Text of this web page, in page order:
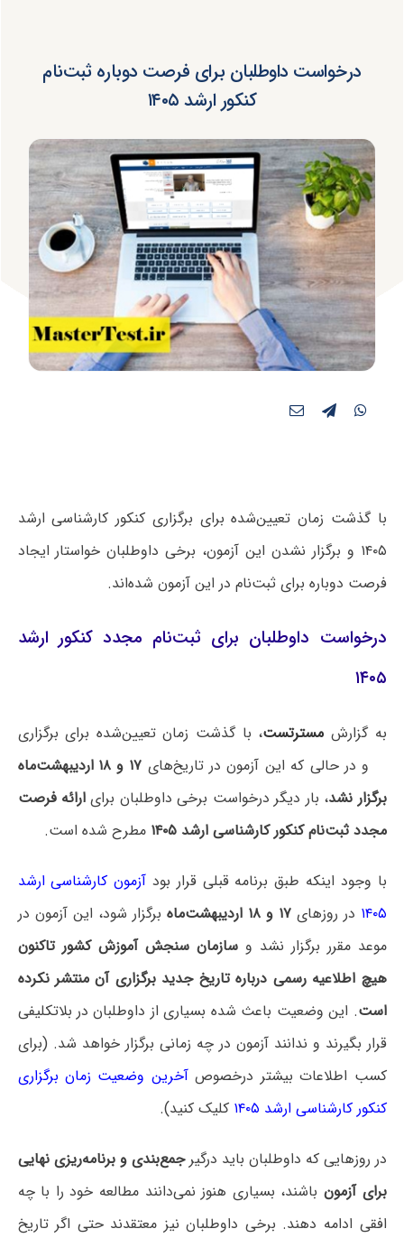
درخواست داوطلبان برای فرصت دوباره ثبت‌نام
کنکور ارشد ۱۴۰۵
با گذشت زمان تعیین‌شده برای برگزاری کنکور کارشناسی ارشد
۱۴۰۵ و برگزار نشدن این آزمون، برخی داوطلبان خواستار ایجاد
فرصت دوباره برای ثبت‌نام در این آزمون شده‌اند.
درخواست داوطلبان برای ثبت‌نام مجدد کنکور ارشد
۱۴۰۵
به گزارش مسترتست، با گذشت زمان تعیین‌شده برای برگزاری
و در حالی که این آزمون در تاریخ‌های
۱۷ و ۱۸ اردیبهشت‌ماه
برگزار نشد، بار دیگر درخواست برخی داوطلبان برایارائه فرصت
مجدد ثبت‌نام کنکور کارشناسی ارشد ۱۴۰۵
مطرح شده است.
با وجود اینکه طبق برنامه قبلی قرار بود آزمون کارشناسی ارشد
۱۴۰۵ در روزهای۱۷ و ۱۸ اردیبهشت‌ماه
برگزار شود، این آزمون در
موعد مقرر برگزار نشد وسازمان سنجش آموزش کشور تاکنون
هیچ اطلاعیه رسمی درباره تاریخ جدید برگزاری آن منتشر نکرده
است. این وضعیت باعث شده بسیاری از داوطلبان در بلاتکلیفی
قرار بگیرند و ندانند آزمون در چه زمانی برگزار خواهد شد. (برای
کسب اطلاعات بیشتر درخصوصآخرین وضعیت زمان برگزاری
کنکور کارشناسی ارشد ۱۴۰۵
کلیک کنید).
در روزهایی که داوطلبان باید درگیرجمع‌بندی و برنامه‌ریزی نهایی
برای آزمون باشند، بسیاری هنوز نمی‌دانند مطالعه خود را با چه
افقی ادامه دهند. برخی داوطلبان نیز معتقدند حتی اگر تاریخ